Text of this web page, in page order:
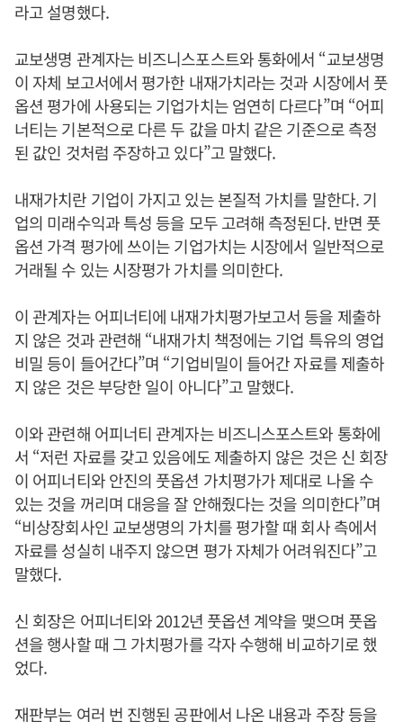
라고 설명했다.
교보생명 관계자는 비즈니스포스트와 통화에서 “교보생명
이 자체 보고서에서 평가한 내재가치라는 것과 시장에서 풋
옵션 평가에 사용되는 기업가치는 엄연히 다르다”며 “어피
너티는 기본적으로 다른 두 값을 마치 같은 기준으로 측정
된 값인 것처럼 주장하고 있다”고 말했다.
내재가치란 기업이 가지고 있는 본질적 가치를 말한다. 기
업의 미래수익과 특성 등을 모두 고려해 측정된다. 반면 풋
옵션 가격 평가에 쓰이는 기업가치는 시장에서 일반적으로
거래될 수 있는 시장평가 가치를 의미한다.
이 관계자는 어피너티에 내재가치평가보고서 등을 제출하
지 않은 것과 관련해 “내재가치 책정에는 기업 특유의 영업
비밀 등이 들어간다”며 “기업비밀이 들어간 자료를 제출하
지 않은 것은 부당한 일이 아니다”고 말했다.
이와 관련해 어피너티 관계자는 비즈니스포스트와 통화에
서 “저런 자료를 갖고 있음에도 제출하지 않은 것은 신 회장
이 어피너티와 안진의 풋옵션 가치평가가 제대로 나올 수
있는 것을 꺼리며 대응을 잘 안해줬다는 것을 의미한다”며
“비상장회사인 교보생명의 가치를 평가할 때 회사 측에서
자료를 성실히 내주지 않으면 평가 자체가 어려워진다”고
말했다.
신 회장은 어피너티와 2012년 풋옵션 계약을 맺으며 풋옵
션을 행사할 때 그 가치평가를 각자 수행해 비교하기로 했
었다.
재판부는 여러 번 진행된 공판에서 나온 내용과 주장 등을